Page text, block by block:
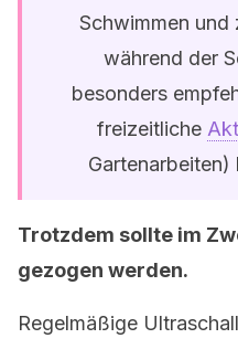
Schwimmen und
während der
besonders
freizeitliche
Gartenarbeiten)
Trotzdem sollte im
gezogen werden.
Regelmäßige